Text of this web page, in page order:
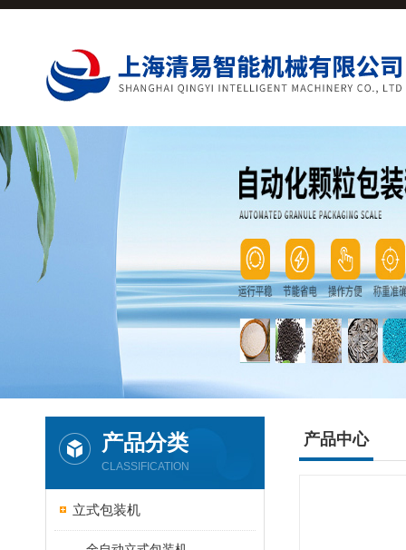
产品分类
CLASSIFICATION
立式包装机
产品中心